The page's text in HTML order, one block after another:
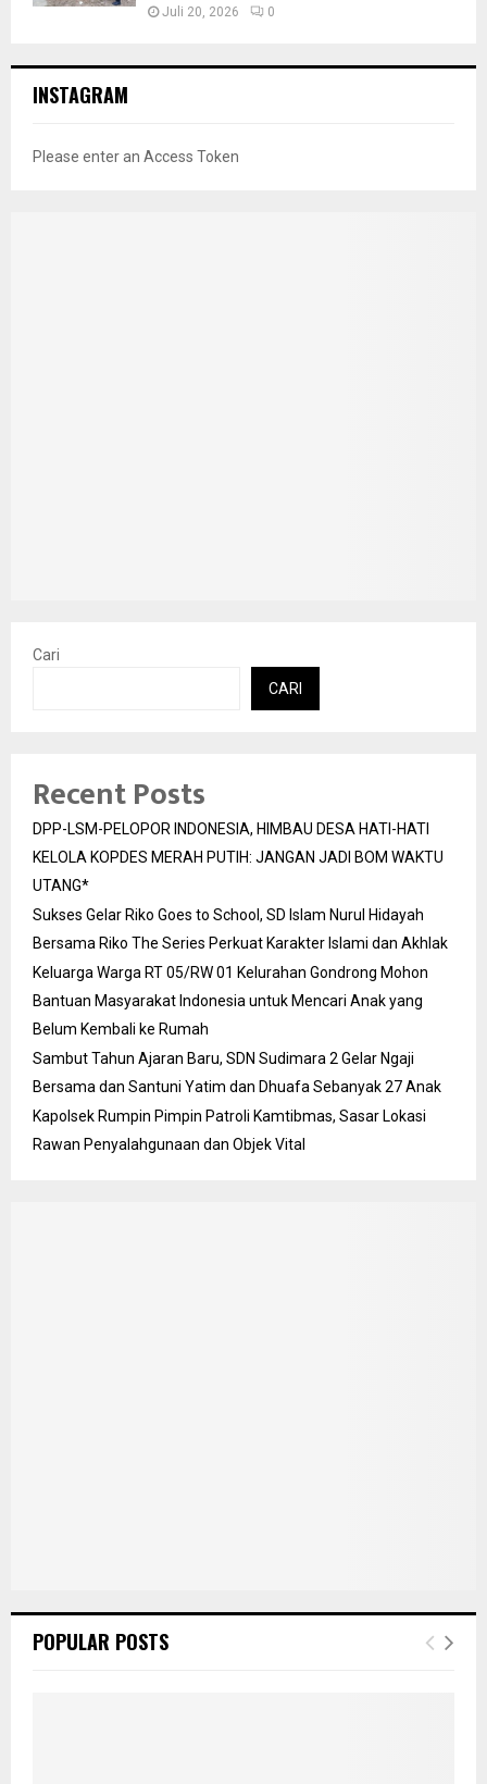
Juli 20, 2026 0
INSTAGRAM
Please enter an Access Token
Cari
CARI
Recent Posts
DPP-LSM-PELOPOR INDONESIA, HIMBAU DESA HATI-HATI
KELOLA KOPDES MERAH PUTIH: JANGAN JADI BOM WAKTU
UTANG*
Sukses Gelar Riko Goes to School, SD Islam Nurul Hidayah
Bersama Riko The Series Perkuat Karakter Islami dan Akhlak
Keluarga Warga RT 05/RW 01 Kelurahan Gondrong Mohon
Bantuan Masyarakat Indonesia untuk Mencari Anak yang
Belum Kembali ke Rumah
Sambut Tahun Ajaran Baru, SDN Sudimara 2 Gelar Ngaji
Bersama dan Santuni Yatim dan Dhuafa Sebanyak 27 Anak
Kapolsek Rumpin Pimpin Patroli Kamtibmas, Sasar Lokasi
Rawan Penyalahgunaan dan Objek Vital
POPULAR POSTS